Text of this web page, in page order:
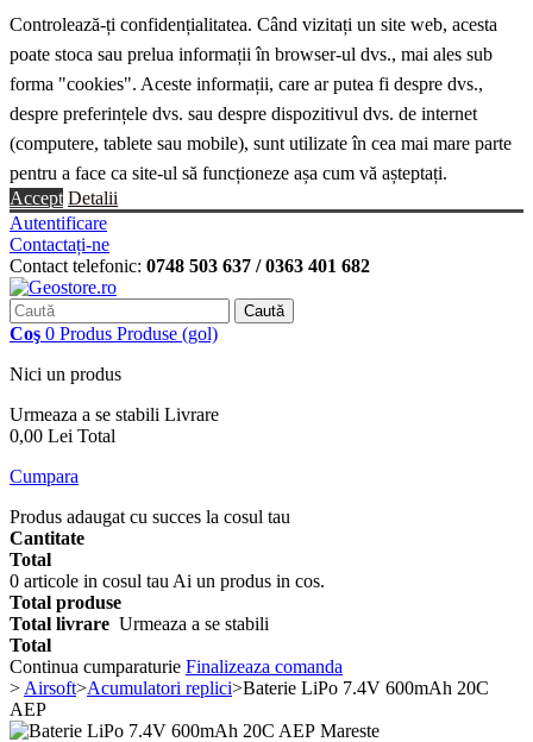
Controlează-ți confidențialitatea. Când vizitați un site web, acesta
poate stoca sau prelua informații în browser-ul dvs., mai ales sub
forma "cookies". Aceste informații, care ar putea fi despre dvs.,
despre preferințele dvs. sau despre dispozitivul dvs. de internet
(computere, tablete sau mobile), sunt utilizate în cea mai mare parte
pentru a face ca site-ul să funcționeze așa cum vă așteptați.
Accept Detalii
Autentificare
Contactați-ne
Contact telefonic: 0748 503 637 / 0363 401 682
Caută
Coş 0 Produs Produse (gol)
Nici un produs
Urmeaza a se stabili Livrare
0,00 Lei Total
Cumpara
Produs adaugat cu succes la cosul tau
Cantitate
Total
0 articole in cosul tau Ai un produs in cos.
Total produse
Total livrare Urmeaza a se stabili
Total
Continua cumparaturie Finalizeaza comanda
> Airsoft>Acumulatori replici>Baterie LiPo 7.4V 600mAh 20C
AEP
Mareste